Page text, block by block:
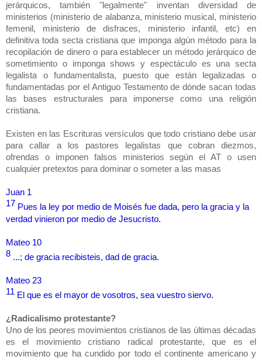
jerárquicos, también "legalmente" inventan diversidad de
ministerios (ministerio de alabanza, ministerio musical, ministerio
femenil, ministerio de disfraces, ministerio infantil, etc) en
definitiva toda secta cristiana que imponga algún método para la
recopilación de dinero o para establecer un método jerárquico de
sometimiento o imponga shows y espectáculo es una secta
legalista o fundamentalista, puesto que están legalizadas o
fundamentadas por el Antiguo Testamento de dónde sacan todas
las bases estructurales para imponerse como una religión
cristiana.
Existen en las Escrituras versículos que todo cristiano debe usar
para callar a los pastores legalistas que cobran diezmos,
ofrendas o imponen falsos ministerios según el AT o usen
cualquier pretextos para dominar o someter a las masas
Juan 1
17 Pues la ley por medio de Moisés fue dada, pero la gracia y la
verdad vinieron por medio de Jesucristo.
Mateo 10
8 ...; de gracia recibisteis, dad de gracia.
Mateo 23
11 El que es el mayor de vosotros, sea vuestro siervo.
¿Radicalismo protestante?
Uno de los peores movimientos cristianos de las últimas décadas
es el movimiento cristiano radical protestante, que es el
movimiento que ha cundido por todo el continente americano y